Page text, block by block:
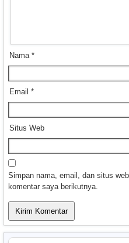
Nama *
Email *
Situs Web
Simpan nama, email, dan situs
komentar saya berikutnya.